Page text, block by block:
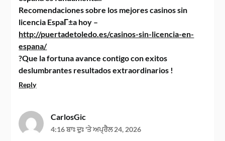
Recomendaciones sobre los mejores casinos sin
licencia EspaГ±a hoy –
http://puertadetoledo.es/casinos-sin-licencia-en-
espana/
?Que la fortuna avance contigo con exitos
deslumbrantes resultados extraordinarios !
Reply
CarlosGic
4:16 ਬਾਃ ਦੁਃ 'ਤੇ ਅਪ੍ਰੈਲ 24, 2026